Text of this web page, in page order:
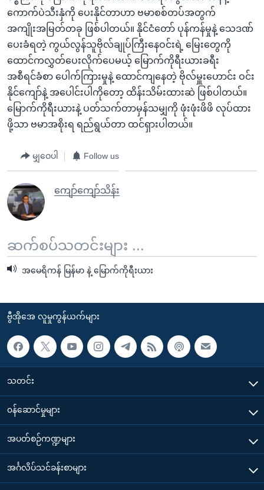
ကောက်ပဲသီးနှံကို ပေးနိုင်တာဟာ ဗမာစစ်တပ်အတွက်
အကျိုးအမြတ်တခု ဖြစ်ပါတယ်။ နိုင်ငံတော် ပုန်ကန်မှုနဲ့ သေဒဏ်
ပေးခံရတဲ့ ကွယ်လွန်သူဗိုလ်ချုပ်ကြီးနေဝင်းရဲ့ မြေးတွေကို
ထောင်ကလွှတ်ပေးလိုက်ပေမယ့် မြောက်ကိုရီးယားခရီး
အစီရင်ခံစာ ပေါက်ကြားမှုနဲ့ ထောင်ကျနေတဲ့ ဗိုလ်မှူးဟောင်း ဝင်း
နိုင်ကျော်နဲ့ အပေါင်းပါကိုတော့ ထိန်းသိမ်းထားဆဲ ဖြစ်ပါတယ်။
မြောက်ကိုရီးယားနဲ့ ပတ်သက်တာမှန်သမျှကို ဖုံးဖုံးဖိဖိ လုပ်ထား
ဖို့သာ ဗမာအစိုးရ ရည်ရွယ်တာ ထင်ရှားပါတယ်။
မျှဝေပါ Follow us
ကျော်ကျော်သိန်း
ဆက်စပ်သတင်းများ ...
အမေရိကန် မြန်မာ နဲ့ မြောက်ကိုရီးယား
ဗွီအိုအေ လူမှုကွန်ယက်များ
သတင်း
၀န်ဆောင်မှုများ
အပတ်စဉ်ကဏ္ဍများ
အင်္ဂလိပ်သင်ခန်းစာများ